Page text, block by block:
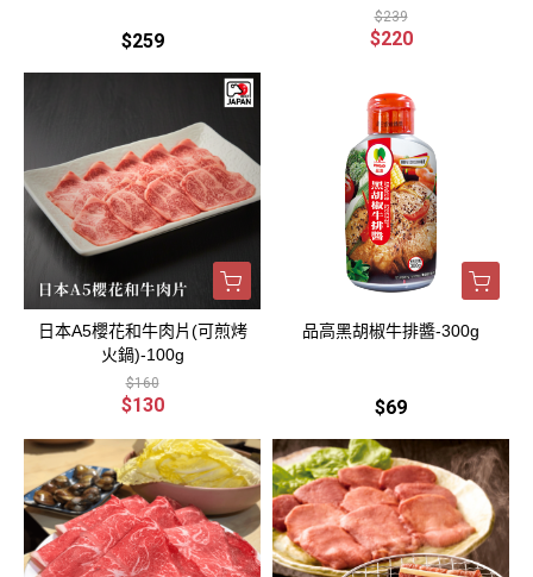
$259
$239
$220
日本A5櫻花和牛肉片(可煎烤
火鍋)-100g
$160
$130
品高黑胡椒牛排醬-300g
$69